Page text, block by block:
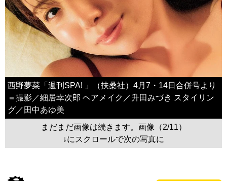
西野夢菜「週刊SPA! 」（扶桑社）4月7・14日合併号より
＝撮影／細居幸次郎 ヘアメイク／升田みづき スタイリン
グ／田中あゆ美
まだまだ画像は続きます。画像（2/11）
↓にスクロールで次の写真に